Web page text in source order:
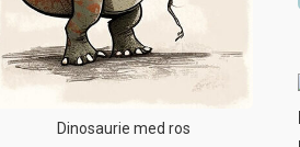
Dinosaurie med ros